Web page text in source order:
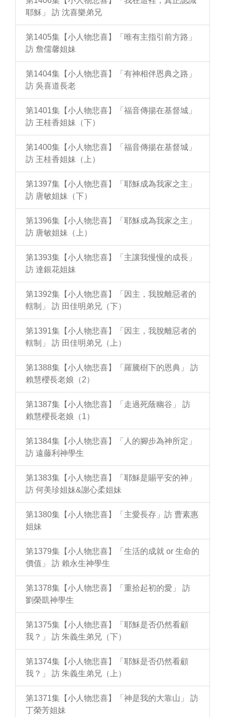
耶穌」 訪 沈喜樂弟兄
第1405集【小人物悲喜】「唯有主指引前方路」
訪 詹儒馨姐妹
第1404集【小人物悲喜】「有神相伴恩典之路」
訪 吳喜道長老
第1401集【小人物悲喜】「福音傳揚在基督城」
訪 王桂香姐妹（下）
第1400集【小人物悲喜】「福音傳揚在基督城」
訪 王桂香姐妹（上）
第1397集【小人物悲喜】「耶穌成為我家之主」
訪 唐敏姐妹（下）
第1396集【小人物悲喜】「耶穌成為我家之主」
訪 唐敏姐妹（上）
第1393集【小人物悲喜】「主讓我慢慢的成長」
訪 達銀花姐妹
第1392集【小人物悲喜】「因主，我脫離惡者的
轄制」 訪 田佳明弟兄（下）
第1391集【小人物悲喜】「因主，我脫離惡者的
轄制」 訪 田佳明弟兄（上）
第1388集【小人物悲喜】「羅騰樹下的恩典」 訪
賴慧櫻長老娘（2）
第1387集【小人物悲喜】「走過死蔭幽谷」 訪
賴慧櫻長老娘（1）
第1384集【小人物悲喜】「人的腳步為神所定」
訪 遠藤利神學生
第1383集【小人物悲喜】「耶穌是賜平安的神」
訪 何美珍姐妹&謝心柔姐妹
第1380集【小人物悲喜】「主愛長存」訪 曹素惠
姐妹
第1379集【小人物悲喜】「生活的成就 or 生命的
價值」 訪 賴永生神學生
第1378集【小人物悲喜】「重拾起初的愛」 訪
劉榮凱神學生
第1375集【小人物悲喜】「耶穌是否仍然看顧
我？」 訪 朱義生弟兄（下）
第1374集【小人物悲喜】「耶穌是否仍然看顧
我？」 訪 朱義生弟兄（上）
第1371集【小人物悲喜】「神是我的大靠山」 訪
丁榮芳姐妹